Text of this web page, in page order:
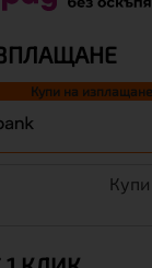
Купи на изплащане